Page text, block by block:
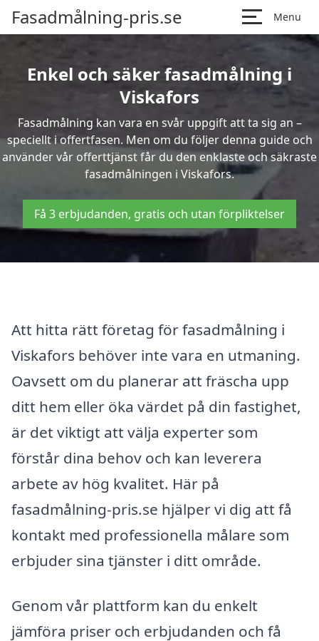
Fasadmålning-pris.se Menu
Enkel och säker fasadmålning i
Viskafors
Fasadmålning kan vara en svår uppgift att ta sig an –
speciellt i offertfasen. Men om du följer denna guide och
använder vår offerttjänst får du den enklaste och säkraste
fasadmålningen i Viskafors.
Få 3 erbjudanden, gratis och utan förpliktelser
Att hitta rätt företag för fasadmålning i
Viskafors behöver inte vara en utmaning.
Oavsett om du planerar att fräscha upp
ditt hem eller öka värdet på din fastighet,
är det viktigt att välja experter som
förstår dina behov och kan leverera
arbete av hög kvalitet. Här på
fasadmålning-pris.se hjälper vi dig att få
kontakt med professionella målare som
erbjuder sina tjänster i ditt område.
Genom vår plattform kan du enkelt
jämföra priser och erbjudanden och få